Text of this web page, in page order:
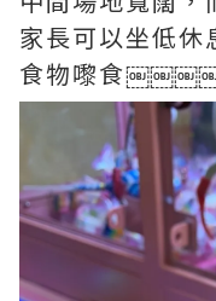
家長可以坐低
食物嚟食